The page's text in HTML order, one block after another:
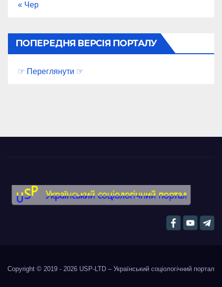
« Чер
ПОПЕРЕДНЯ ВЕРСІЯ ПОРТАЛУ
☞ Переглянути ☞
Copyright © 2019 - 2026 USP-LTD – Український соціологічний портал